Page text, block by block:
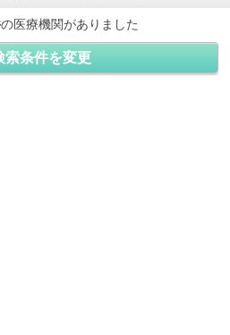
の医療機関がありました
索条件を変更